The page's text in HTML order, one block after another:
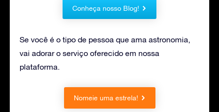
Conheça nosso Blog!
Se você é o tipo de pessoa que ama astronomia,
vai adorar o serviço oferecido em nossa
plataforma.
Nomeie uma estrela!